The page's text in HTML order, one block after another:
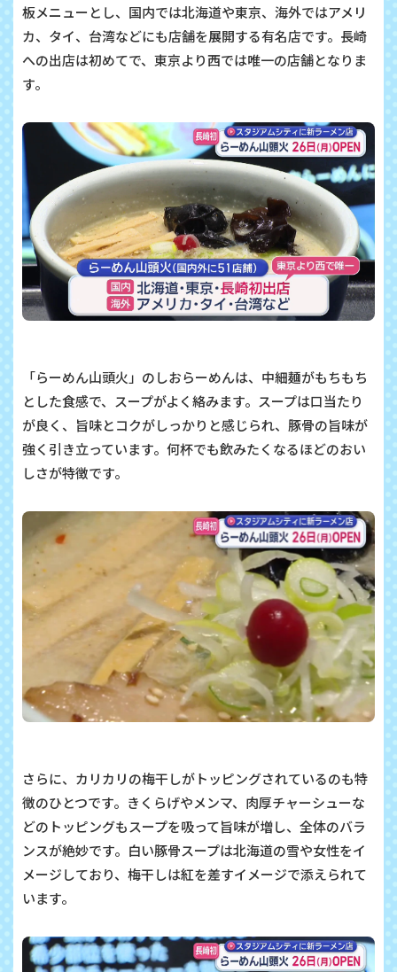
板メニューとし、国内では北海道や東京、海外ではアメリ
カ、タイ、台湾などにも店舗を展開する有名店です。長崎
への出店は初めてで、東京より西では唯一の店舗となりま
す。
「らーめん山頭火」のしおらーめんは、中細麺がもちもち
とした食感で、スープがよく絡みます。スープは口当たり
が良く、旨味とコクがしっかりと感じられ、豚骨の旨味が
強く引き立っています。何杯でも飲みたくなるほどのおい
しさが特徴です。
さらに、カリカリの梅干しがトッピングされているのも特
徴のひとつです。きくらげやメンマ、肉厚チャーシューな
どのトッピングもスープを吸って旨味が増し、全体のバラ
ンスが絶妙です。白い豚骨スープは北海道の雪や女性をイ
メージしており、梅干しは紅を差すイメージで添えられて
います。